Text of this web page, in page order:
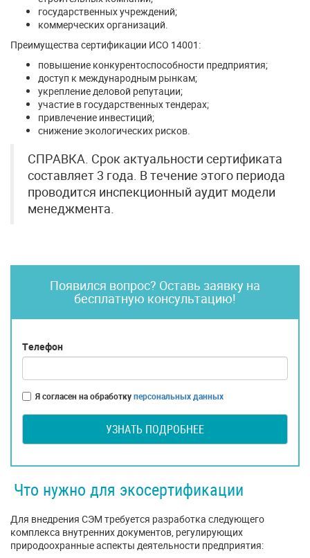
государственных учреждений;
коммерческих организаций.
Преимущества сертификации ИСО 14001:
повышение конкурентоспособности предприятия;
доступ к международным рынкам;
укрепление деловой репутации;
участие в государственных тендерах;
привлечение инвестиций;
снижение экологических рисков.
СПРАВКА. Срок актуальности сертификата
составляет 3 года. В течение этого периода
проводится инспекционный аудит модели
менеджмента.
Появился вопрос? Оставь заявку на
бесплатную консультацию!
Телефон
Я согласен на обработкуперсональных данных
УЗНАТЬ ПОДРОБНЕЕ
Что нужно для экосертификации
Для внедрения СЭМ требуется разработка следующего
комплекса внутренних документов, регулирующих
природоохранные аспекты деятельности предприятия: